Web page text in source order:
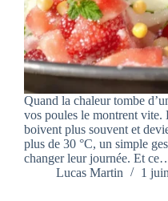
Quand la chaleur tombe
vos poules le montrent vite.
boivent plus souvent et
plus de 30 °C, un simple
changer leur journée. Et
Lucas Martin
1